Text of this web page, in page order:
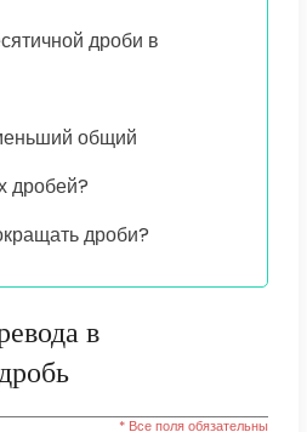
дроби в
общий
дробей?
дроби?
в
* Все поля обязательны